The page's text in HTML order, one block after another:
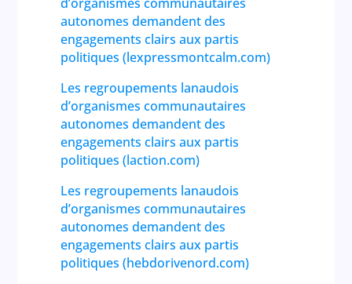
autonomes demandent des
engagements clairs aux partis
politiques (lexpressmontcalm.com)
Les regroupements lanaudois
d’organismes communautaires
autonomes demandent des
engagements clairs aux partis
politiques (laction.com)
Les regroupements lanaudois
d’organismes communautaires
autonomes demandent des
engagements clairs aux partis
politiques (hebdorivenord.com)